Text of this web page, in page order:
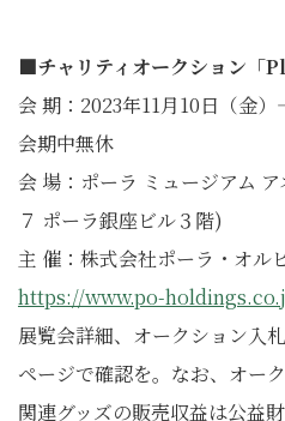
■チャリティオークション
会 期：2023年11月10日（金
会期中無休
会 場：ポーラ ミュージアム
７ ポーラ銀座ビル３階)
主 催：株式会社ポーラ・オル
https://www.po-
展覧会詳細、オークション入
ページで確認を。なお、オー
関連グッズの販売収益は公益